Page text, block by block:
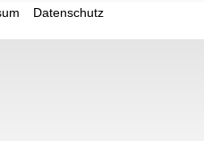
Datenschutz